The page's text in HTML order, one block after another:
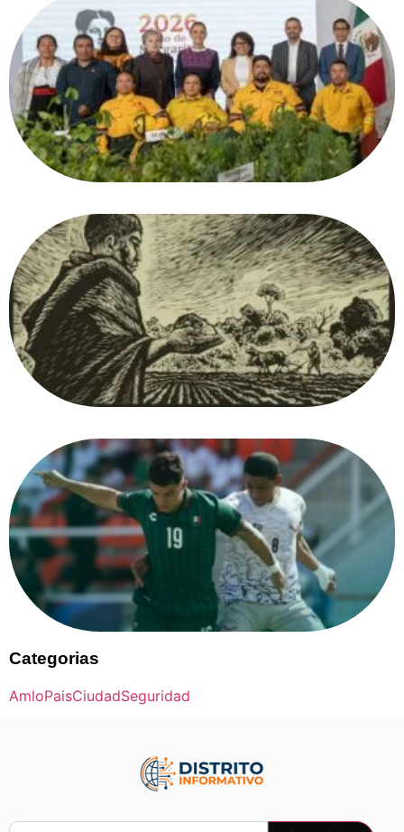
Categorias
AmloPaisCiudadSeguridad